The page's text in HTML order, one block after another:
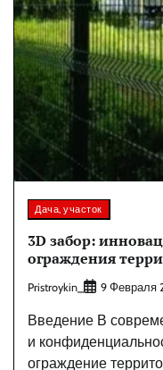
Дача, участок
3D забор:
ограждения
Pristroykin_ 9 Февраля
Введение В
и
ограждение